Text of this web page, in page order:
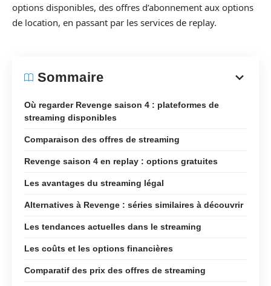
options disponibles, des offres d’abonnement aux options
de location, en passant par les services de replay.
Sommaire
Où regarder Revenge saison 4 : plateformes de
streaming disponibles
Comparaison des offres de streaming
Revenge saison 4 en replay : options gratuites
Les avantages du streaming légal
Alternatives à Revenge : séries similaires à découvrir
Les tendances actuelles dans le streaming
Les coûts et les options financières
Comparatif des prix des offres de streaming